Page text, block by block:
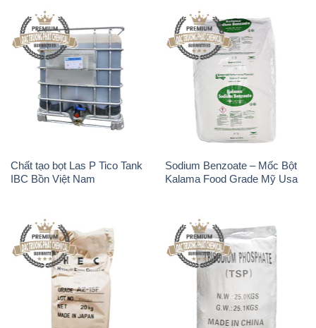
Chất tạo bọt Las P Tico Tank
IBC Bồn Việt Nam
Sodium Benzoate – Mốc Bột
Kalama Food Grade Mỹ Usa
Chất Tạo Đặc Hec Mecellose
– Cenllulose Ether Nhật Bản
Na3PO4 – Trisodium
Phosphate Trung Quốc China